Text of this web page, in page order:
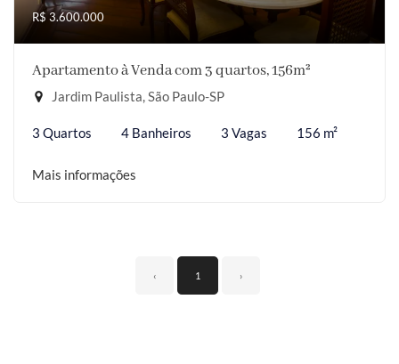
R$ 3.600.000
Apartamento à Venda com 3 quartos, 156m²
Jardim Paulista, São Paulo-SP
3 Quartos 4 Banheiros 3 Vagas 156 m²
Mais informações
‹ 1 ›